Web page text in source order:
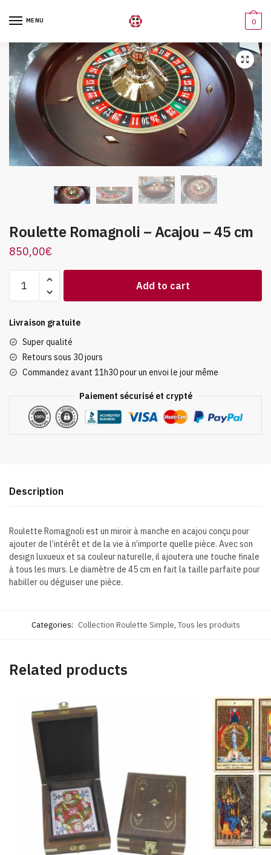
MENU 0
Roulette Romagnoli – Acajou – 45 cm
850,00€
Romagnoli
Acajou
45
cm
quantity
Add to cart
Livraison gratuite
Super qualité
Retours sous 30 jours
Commandez avant 11h30 pour un envoi le jour même
Paiement sécurisé et crypté
Description
Roulette Romagnoli est un miroir à manche en acajou conçu pour
ajouter de l’intérêt et de la vie à n’importe quelle pièce. Avec son
design luxueux et sa couleur naturelle, il ajoutera une touche finale
à tous les murs. Le diamètre de 45 cm en fait la taille parfaite pour
habiller ou déguiser une pièce.
Categories: Collection Roulette Simple, Tous les produits
Related products